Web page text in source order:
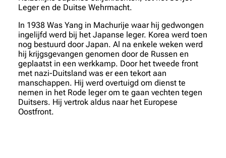
Leger en de Duitse Wehrmacht.
In 1938 Was Yang in Machurije waar hij gedwongen
ingelijfd werd bij het Japanse leger. Korea werd toen
nog bestuurd door Japan. Al na enkele weken werd
hij krijgsgevangen genomen door de Russen en
geplaatst in een werkkamp. Door het tweede front
met nazi-Duitsland was er een tekort aan
manschappen. Hij werd overtuigd om dienst te
nemen in het Rode leger om te gaan vechten tegen
Duitsers. Hij vertrok aldus naar het Europese
Oostfront.